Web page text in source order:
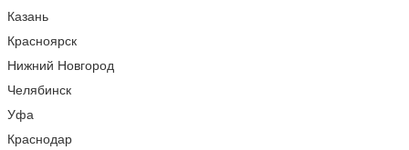
Казань
Красноярск
Нижний Новгород
Челябинск
Уфа
Краснодар